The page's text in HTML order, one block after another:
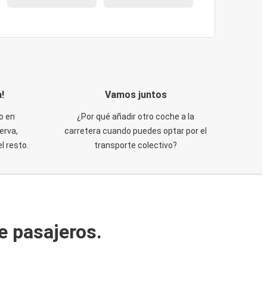
en
resto.
Vamos juntos
¿Por qué añadir otro coche a la
carretera cuando puedes optar por el
transporte colectivo?
pasajeros.